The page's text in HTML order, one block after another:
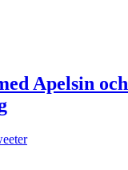
Apelsin och